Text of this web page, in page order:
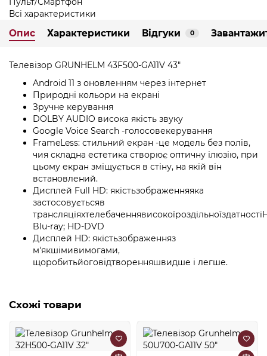
Всі характеристики
Опис Характеристики Відгуки 0
Телевізор GRUNHELM 43F500-GA11V 43"
Android 11 з оновленням через інтернет
Природні кольори на екрані
Зручне керування
DOLBY AUDIO висока якість звуку
Google Voice Search -голосовекерування
FrameLess: стильний екран -це модель без полів,
чия складна естетика створює оптичну ілюзію, при
цьому екран зміщується в стіну, на якій він
встановлений.
Дисплей Full HD: якістьзображенняяка
застосовуєтьсяв
Blu-ray; HD-DVD
Дисплей HD: якістьзображенняз
м'якшімивимогами,
щоробитьйоговідтворенняшвидше і легше.
Схожі товари